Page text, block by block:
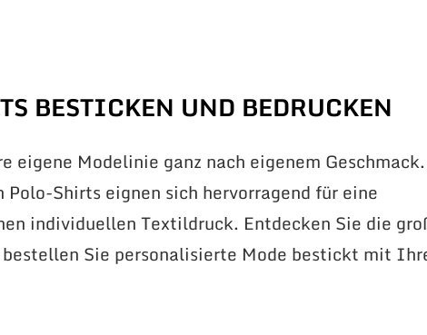
BESTICKEN UND BEDRUCKEN
eigene Modelinie ganz nach eigenem Geschmack.
Polo-Shirts eignen sich hervorragend für eine
individuellen Textildruck. Entdecken Sie die
bestellen Sie personalisierte Mode bestickt mit